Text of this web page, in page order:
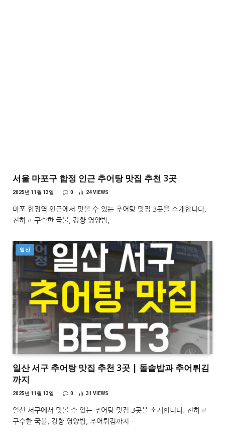
서울 마포구 합정 인근 추어탕 맛집 추천 3곳
2025년 11월 13일 0 24VIEWS
마포 합정역 인근에서 맛볼 수 있는 추어탕 맛집 3곳을 소개합니다.
진하고 구수한 국물, 강황 영양밥,…
일산
일산 서구 추어탕 맛집 추천 3곳 | 돌솥밥과 추어튀김
까지
2025년 11월 13일 0 31 VIEWS
일산 서구에서 맛볼 수 있는 추어탕 맛집 3곳을 소개합니다. 진하고
구수한 국물, 강황 영양밥, 추어튀김까지…